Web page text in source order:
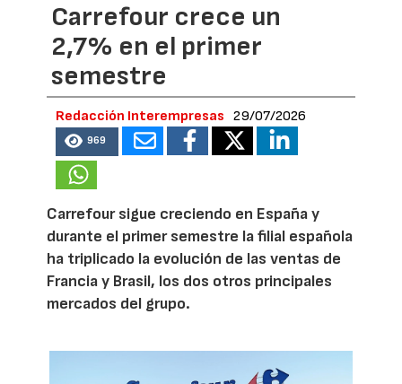
Carrefour crece un
2,7% en el primer
semestre
Redacción Interempresas 29/07/2026
969
Carrefour sigue creciendo en España y
durante el primer semestre la filial española
ha triplicado la evolución de las ventas de
Francia y Brasil, los dos otros principales
mercados del grupo.